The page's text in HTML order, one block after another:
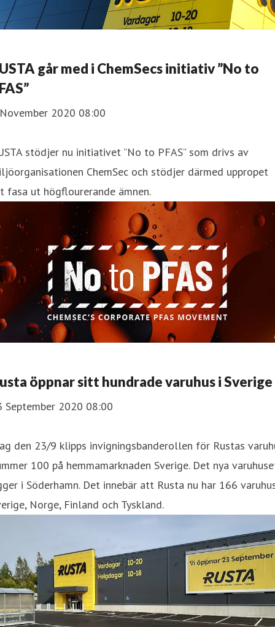
går med i ChemSecs initiativ ”No to
2020 08:00
stödjer nu initiativet ”No to PFAS” som drivs av
ChemSec och stödjer därmed uppropet
fasa ut högflourerande ämnen.
öppnar sitt hundrade varuhus i Sverige
September 2020 08:00
den 23/9 klipps invigningsbanderollen för Rustas
100 på hemmamarknaden Sverige. Det nya
i Söderhamn. Det innebär att Rusta nu har 166
Norge, Finland och Tyskland.